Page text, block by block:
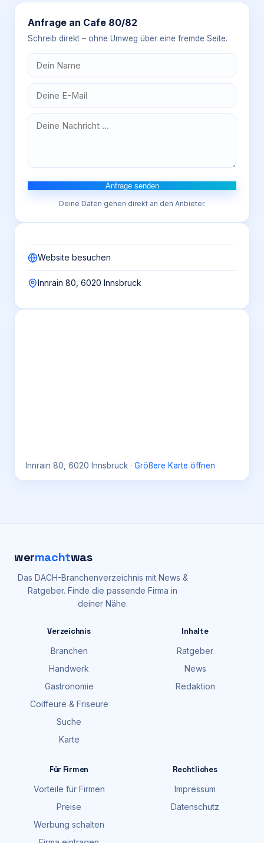
Anfrage an Cafe 80/82
Schreib direkt – ohne Umweg über eine fremde Seite.
Anfrage senden
Deine Daten gehen direkt an den Anbieter.
Website besuchen
Innrain 80, 6020 Innsbruck
Innrain 80, 6020 Innsbruck · Größere Karte öffnen
wermachtwas
Das DACH-Branchenverzeichnis mit News &
Ratgeber. Finde die passende Firma in
deiner Nähe.
Verzeichnis
Branchen
Handwerk
Gastronomie
Coiffeure & Friseure
Suche
Karte
Inhalte
Ratgeber
News
Redaktion
Für Firmen
Vorteile für Firmen
Preise
Werbung schalten
Rechtliches
Impressum
Datenschutz